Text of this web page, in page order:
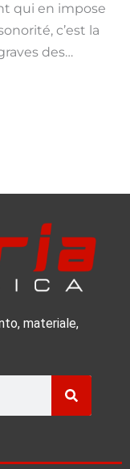
qui en impose
c’est la
des…
materiale,